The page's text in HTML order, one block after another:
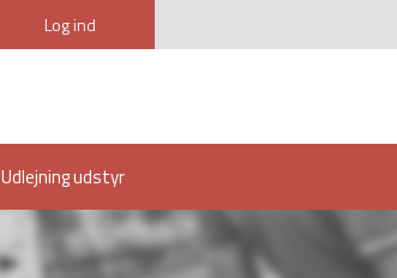
Log ind
Udlejning udstyr